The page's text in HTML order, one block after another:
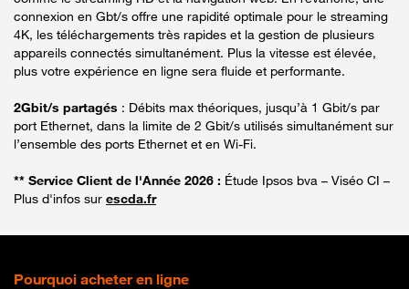
connexion en Gbt/s offre une rapidité optimale pour le streaming
4K, les téléchargements très rapides et la gestion de plusieurs
appareils connectés simultanément. Plus la vitesse est élevée,
plus votre expérience en ligne sera fluide et performante.
2Gbit/s partagés : Débits max théoriques, jusqu’à 1 Gbit/s par
port Ethernet, dans la limite de 2 Gbit/s utilisés simultanément sur
l’ensemble des ports Ethernet et en Wi-Fi.
** Service Client de l'Année 2026 : Étude Ipsos bva – Viséo CI –
Plus d'infos sur escda.fr
Pourquoi acheter en ligne